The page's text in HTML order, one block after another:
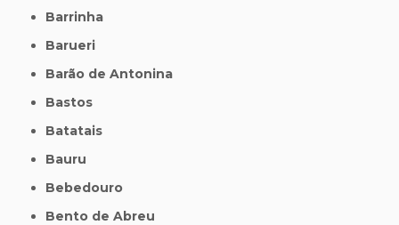
Barrinha
Barueri
Barão de Antonina
Bastos
Batatais
Bauru
Bebedouro
Bento de Abreu